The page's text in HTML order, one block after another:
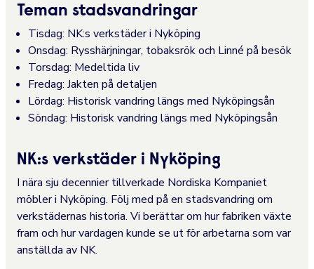
Teman stadsvandringar
Tisdag: NK:s verkstäder i Nyköping
Onsdag: Rysshärjningar, tobaksrök och Linné på besök
Torsdag: Medeltida liv
Fredag: Jakten på detaljen
Lördag: Historisk vandring längs med Nyköpingsån
Söndag: Historisk vandring längs med Nyköpingsån
NK:s verkstäder i Nyköping
I nära sju decennier tillverkade Nordiska Kompaniet
möbler i Nyköping. Följ med på en stadsvandring om
verkstädernas historia. Vi berättar om hur fabriken växte
fram och hur vardagen kunde se ut för arbetarna som var
anställda av NK.